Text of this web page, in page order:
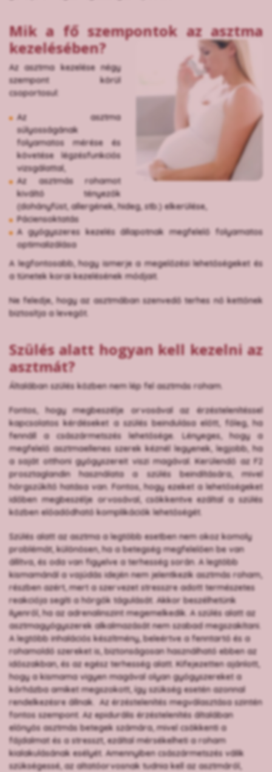
Mik a fő szempontok az asztma
kezelésében?
Az asztma kezelése négy
szempont körül
csoportosul:
Az asztma
súlyosságának
folyamatos mérése és
követése légzésfunkciós
vizsgálattal,
Az asztmás rohamot
kiváltó tényezők
(dohányfüst, allergének, hideg, stb.) elkerülése,
Páciensoktatás
A gyógyszeres kezelés állapotnak megfelelő folyamatos
optimalizálása
A legfontosabb, hogy ismerje a megelőzési lehetőségeket és
a tünetek korai kezelésének módjait.
Ne feledje, hogy az asztmában szenvedő terhes nő kettőnek
biztosítja a levegőt.
Szülés alatt hogyan kell kezelni az
asztmát?
Általában szülés közben nem lép fel asztmás roham.
Fontos, hogy megbeszélje orvosával az érzéstelenítéssel
kapcsolatos kérdéseket a szülés beindulása előtt, főleg, ha
fennáll a császármetszés lehetősége. Lényeges, hogy a
megfelelő asztmaellenes szerek kéznél legyenek, legjobb, ha
a saját otthoni gyógyszereit viszi magával. Kerülendő az F2
prosztaglandin használata a szülés beindítására, mivel
hörgszűkítő hatása van. Fontos, hogy ezeket a lehetőségeket
időben megbeszélje orvosával, csökkentve ezáltal a szülés
közben előadódható komplikációk lehetőségét.
Szülés alatt az asztma a legtöbb esetben nem okoz komoly
problémát, különösen, ha a betegség megfelelően be van
állítva, és oda van figyelve a terhesség során. A legtöbb
kismamánál a vajúdás idején nem jelentkezik asztmás roham,
részben azért, mert a szervezet stresszre adott természetes
reakciója segíti a hörgők tágulását. Akkor beszélhetünk
ilyenről, ha az adrenalinszint megemelkedik. A szülés alatt az
asztmagyógyszerek alkalmazását nem szabad megszakítani.
A legtöbb inhalációs készítmény, beleértve a fenntartó és a
rohamoldó szereket is, biztonságosan használható ebben az
időszakban, és az egész terhesség alatt. Kifejezetten ajánlott,
hogy a kismama vigyen magával olyan gyógyszereket a
kórházba amiket megszokott, így szükség esetén azonnal
rendelkezésre állnak. Az érzéstelenítés megválasztása szintén
fontos szempont. Az epidurális érzéstelenítés általában
előnyös asztmás betegek számára, mivel csökkenti a
fájdalmat és a stresszt, ezáltal mérsékelheti a roham
kialakulásának esélyét. Amennyiben császármetszés válik
szükségessé, az altatóorvosnak tudnia kell az asztmáról,